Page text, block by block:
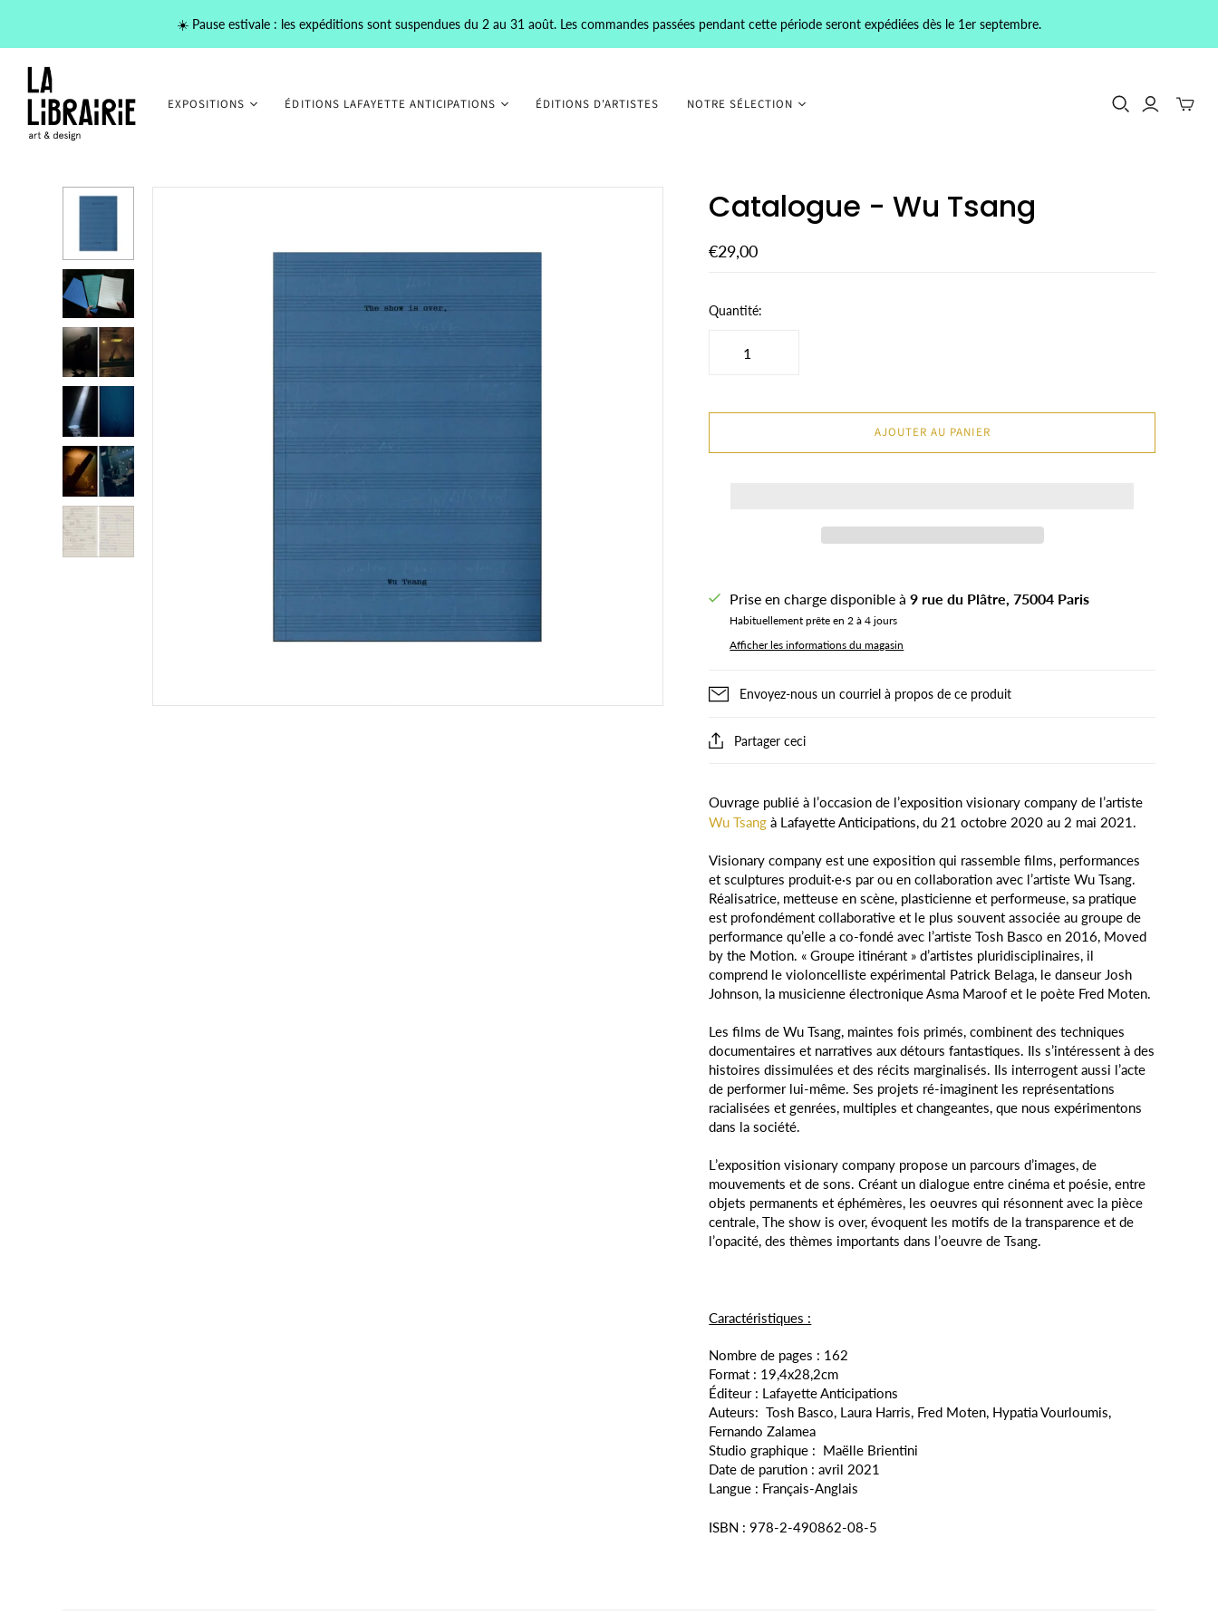
☀️ Pause estivale : les expéditions sont suspendues du 2 au 31 août. Les commandes passées pendant cette période seront expédiées dès le 1er septembre.
EXPOSITIONS ÉDITIONS LAFAYETTE ANTICIPATIONS ÉDITIONS D'ARTISTES NOTRE SÉLECTION
Catalogue - Wu Tsang
€29,00
Quantité:
AJOUTER AU PANIER
Prise en charge disponible à9 rue du Plâtre, 75004 Paris
Habituellement prête en 2 à 4 jours
Afficher les informations du magasin
Envoyez-nous un courriel à propos de ce produit
Partager ceci
Ouvrage publié à l’occasion de l’exposition visionary company de l’artiste
Wu Tsang à Lafayette Anticipations, du 21 octobre 2020 au 2 mai 2021.
Visionary company est une exposition qui rassemble films, performances
et sculptures produit·e·s par ou en collaboration avec l’artiste Wu Tsang.
Réalisatrice, metteuse en scène, plasticienne et performeuse, sa pratique
est profondément collaborative et le plus souvent associée au groupe de
performance qu’elle a co-fondé avec l’artiste Tosh Basco en 2016, Moved
by the Motion. « Groupe itinérant » d’artistes pluridisciplinaires, il
comprend le violoncelliste expérimental Patrick Belaga, le danseur Josh
Johnson, la musicienne électronique Asma Maroof et le poète Fred Moten.
Les films de Wu Tsang, maintes fois primés, combinent des techniques
documentaires et narratives aux détours fantastiques. Ils s’intéressent à des
histoires dissimulées et des récits marginalisés. Ils interrogent aussi l’acte
de performer lui-même. Ses projets ré-imaginent les représentations
racialisées et genrées, multiples et changeantes, que nous expérimentons
dans la société.
L’exposition visionary company propose un parcours d’images, de
mouvements et de sons. Créant un dialogue entre cinéma et poésie, entre
objets permanents et éphémères, les oeuvres qui résonnent avec la pièce
centrale, The show is over, évoquent les motifs de la transparence et de
l’opacité, des thèmes importants dans l’oeuvre de Tsang.
Caractéristiques :
Nombre de pages : 162
Format : 19,4x28,2cm
Éditeur : Lafayette Anticipations
Auteurs: Tosh Basco, Laura Harris, Fred Moten, Hypatia Vourloumis,
Fernando Zalamea
Studio graphique : Maëlle Brientini
Date de parution : avril 2021
Langue : Français-Anglais
ISBN :978-2-490862-08-5